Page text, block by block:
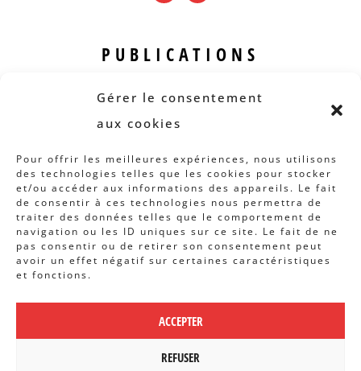
Gérer le consentement
aux cookies
Pour offrir les meilleures expériences, nous utilisons
des technologies telles que les cookies pour stocker
et/ou accéder aux informations des appareils. Le fait
de consentir à ces technologies nous permettra de
traiter des données telles que le comportement de
navigation ou les ID uniques sur ce site. Le fait de ne
pas consentir ou de retirer son consentement peut
avoir un effet négatif sur certaines caractéristiques
et fonctions.
ACCEPTER
REFUSER
PUBLICATIONS
Revue B.I.S.
Rapports et analyses
Articles
AUTRES INFOS
Actions
Concertation
Archives
POLITIQUE DE CONFIDENTIALITÉ|
CBCS ASBL | WEBDESIGN PAR